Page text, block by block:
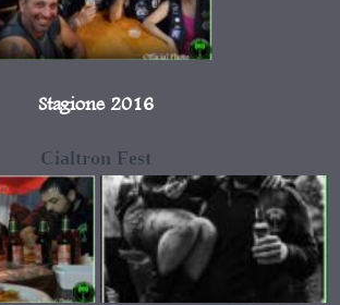
Stagione 2016
Cialtron Fest